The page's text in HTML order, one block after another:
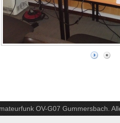
OV-G07 Gummersbach.